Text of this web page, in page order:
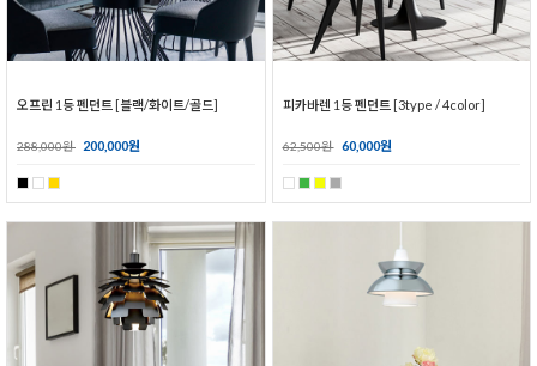
오프린 1등 펜던트 [블랙/화이트/골드]
288,000원 200,000원
피카바렌 1등 펜던트 [3type / 4color]
62,500원 60,000원